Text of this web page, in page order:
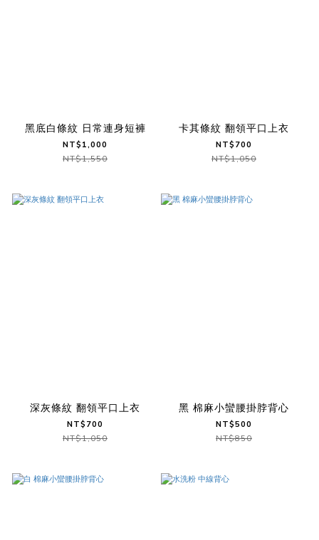
黑底白條紋 日常連身短褲
NT$1,000
NT$1,550
卡其條紋 翻領平口上衣
NT$700
NT$1,050
深灰條紋 翻領平口上衣
NT$700
NT$1,050
黑 棉麻小蠻腰掛脖背心
NT$500
NT$850